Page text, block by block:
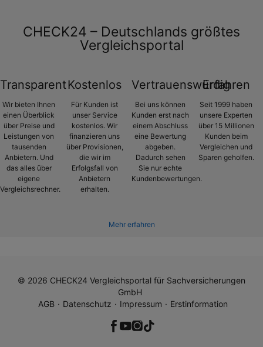
CHECK24 – Deutschlands größtes
Vergleichsportal
Transparent
Wir bieten Ihnen
einen Überblick
über Preise und
Leistungen von
tausenden
Anbietern. Und
das alles über
eigene
Vergleichsrechner.
Kostenlos
Für Kunden ist
unser Service
kostenlos. Wir
finanzieren uns
über Provisionen,
die wir im
Erfolgsfall von
Anbietern
erhalten.
Vertrauenswürdig
Bei uns können
Kunden erst nach
einem Abschluss
eine Bewertung
abgeben.
Dadurch sehen
Sie nur echte
Kundenbewertungen.
Erfahren
Seit 1999 haben
unsere Experten
über 15 Millionen
Kunden beim
Vergleichen und
Sparen geholfen.
Mehr erfahren
© 2026 CHECK24 Vergleichsportal für Sachversicherungen
GmbH
AGB
Datenschutz Impressum Erstinformation